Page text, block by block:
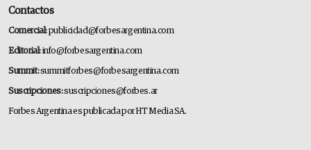
Contactos
Comercial:publicidad@forbesargentina.com
Editorial:info@forbesargentina.com
Summit:summitforbes@forbesargentina.com
Suscripciones:suscripciones@forbes.ar
Forbes Argentina es publicada por HT Media SA.